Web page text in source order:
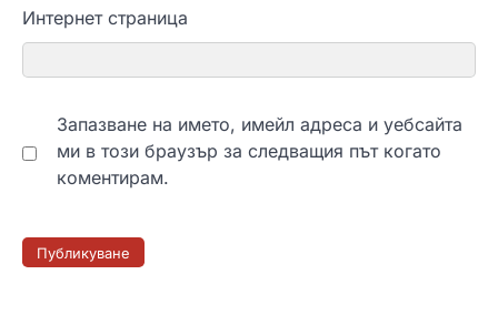
Интернет страница
Запазване на името, имейл адреса и уебсайта
ми в този браузър за следващия път когато
коментирам.